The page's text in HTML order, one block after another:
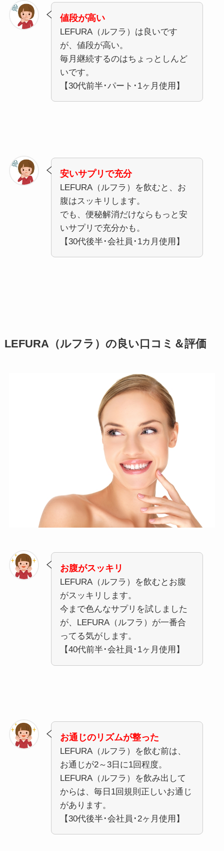
値段が高い
LEFURA（ルフラ）は良いです
が、値段が高い。
毎月継続するのはちょっとしんど
いです。
【30代前半･パート･1ヶ月使用】
安いサプリで充分
LEFURA（ルフラ）を飲むと、お
腹はスッキリします。
でも、便秘解消だけならもっと安
いサプリで充分かも。
【30代後半･会社員･1カ月使用】
LEFURA（ルフラ）の良い口コミ＆評価
お腹がスッキリ
LEFURA（ルフラ）を飲むとお腹
がスッキリします。
今まで色んなサプリを試しました
が、LEFURA（ルフラ）が一番合
ってる気がします。
【40代前半･会社員･1ヶ月使用】
お通じのリズムが整った
LEFURA（ルフラ）を飲む前は、
お通じが2～3日に1回程度。
LEFURA（ルフラ）を飲み出して
からは、毎日1回規則正しいお通じ
があります。
【30代後半･会社員･2ヶ月使用】